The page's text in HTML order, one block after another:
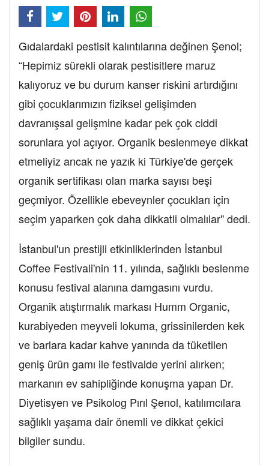
Gıdalardaki pestisit kalıntılarına değinen Şenol;
“Hepimiz sürekli olarak pestisitlere maruz
kalıyoruz ve bu durum kanser riskini artırdığını
gibi çocuklarımızın fiziksel gelişimden
davranışsal gelişmine kadar pek çok ciddi
sorunlara yol açıyor. Organik beslenmeye dikkat
etmeliyiz ancak ne yazık ki Türkiye'de gerçek
organik sertifikası olan marka sayısı beşi
geçmiyor. Özellikle ebeveynler çocukları için
seçim yaparken çok daha dikkatli olmalılar" dedi.
İstanbul'un prestijli etkinliklerinden İstanbul
Coffee Festivali'nin 11. yılında, sağlıklı beslenme
konusu festival alanına damgasını vurdu.
Organik atıştırmalık markası Humm Organic,
kurabiyeden meyveli lokuma, grissinilerden kek
ve barlara kadar kahve yanında da tüketilen
geniş ürün gamı ile festivalde yerini alırken;
markanın ev sahipliğinde konuşma yapan Dr.
Diyetisyen ve Psikolog Pırıl Şenol, katılımcılara
sağlıklı yaşama dair önemli ve dikkat çekici
bilgiler sundu.